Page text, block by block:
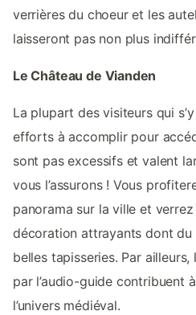
verrières du choeur et les
laisseront pas non plus
Le Château de Vianden
La plupart des visiteurs qui
efforts à accomplir pour
sont pas excessifs et valent
vous l’assurons ! Vous
panorama sur la ville et
décoration attrayants dont du
belles tapisseries. Par
par l’audio-guide contribuent
l’univers médiéval.